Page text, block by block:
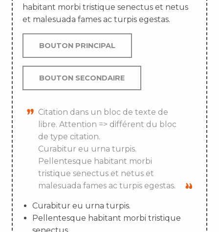
habitant morbi tristique senectus et netus
et malesuada fames ac turpis egestas.
BOUTON PRINCIPAL
BOUTON SECONDAIRE
Citation dans un bloc de texte de
libre. Attention => différent du bloc
de type citation.
Curabitur eu urna turpis.
Pellentesque habitant morbi
tristique senectus et netus et
malesuada fames ac turpis egestas.
Curabitur eu urna turpis.
Pellentesque habitant morbi tristique